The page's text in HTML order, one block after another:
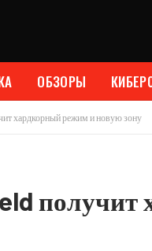
ОБЗОРЫ
хардкорный режим и новую зону
получит